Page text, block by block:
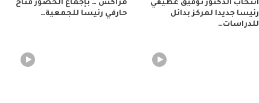
انتخاب الدكتور توفيق عطيفي
رئيسا جديدا لمركز بدائل
للدراسات…
مراكش … بإجماع الحضور فتاح
حارفي رئيسا للجمعية…